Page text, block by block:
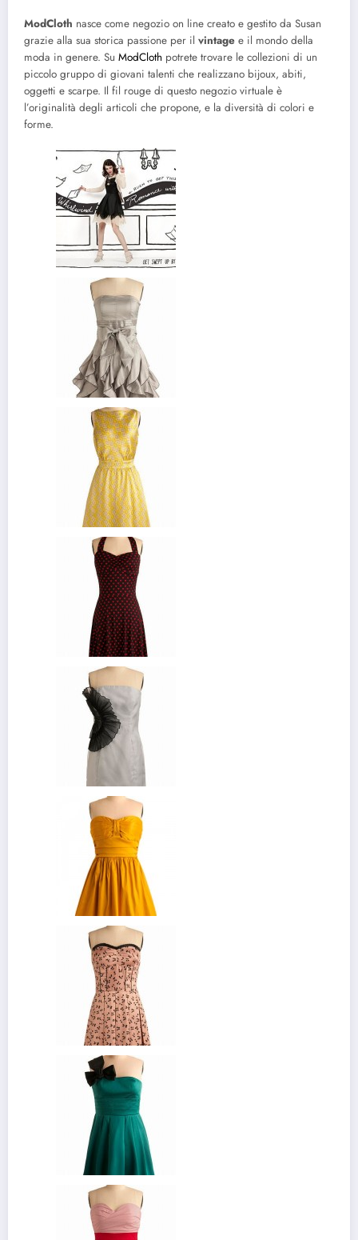
ModCloth nasce come negozio on line creato e gestito da Susan
grazie alla sua storica passione per il vintage e il mondo della
moda in genere. Su ModCloth potrete trovare le collezioni di un
piccolo gruppo di giovani talenti che realizzano bijoux, abiti,
oggetti e scarpe. Il fil rouge di questo negozio virtuale è
l’originalità degli articoli che propone, e la diversità di colori e
forme.